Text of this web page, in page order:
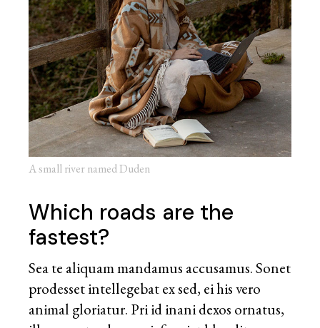
A small river named Duden
Which roads are the
fastest?
Sea te aliquam mandamus accusamus. Sonet
prodesset intellegebat ex sed, ei his vero
animal gloriatur. Pri id inani dexos ornatus,